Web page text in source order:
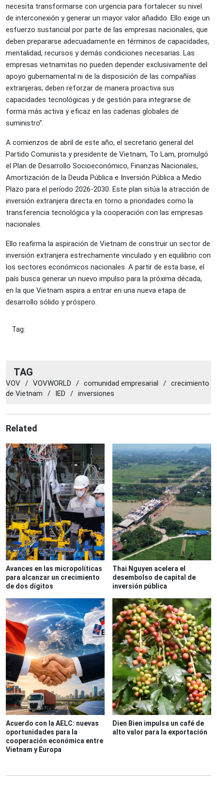
necesita transformarse con urgencia para fortalecer su nivel
de interconexión y generar un mayor valor añadido. Ello exige un
esfuerzo sustancial por parte de las empresas nacionales, que
deben prepararse adecuadamente en términos de capacidades,
mentalidad, recursos y demás condiciones necesarias. Las
empresas vietnamitas no pueden depender exclusivamente del
apoyo gubernamental ni de la disposición de las compañías
extranjeras; deben reforzar de manera proactiva sus
capacidades tecnológicas y de gestión para integrarse de
forma más activa y eficaz en las cadenas globales de
suministro”.
A comienzos de abril de este año, el secretario general del
Partido Comunista y presidente de Vietnam, To Lam, promulgó
el Plan de Desarrollo Socioeconómico, Finanzas Nacionales,
Amortización de la Deuda Pública e Inversión Pública a Medio
Plazo para el período 2026-2030. Este plan sitúa la atracción de
inversión extranjera directa en torno a prioridades como la
transferencia tecnológica y la cooperación con las empresas
nacionales.
Ello reafirma la aspiración de Vietnam de construir un sector de
inversión extranjera estrechamente vinculado y en equilibrio con
los sectores económicos nacionales. A partir de esta base, el
país busca generar un nuevo impulso para la próxima década,
en la que Vietnam aspira a entrar en una nueva etapa de
desarrollo sólido y próspero.
Tag:
TAG
VOV / VOVWORLD / comunidad empresarial / crecimiento
de Vietnam
/ IED / inversiones
Related
Avances en las micropolíticas
para alcanzar un crecimiento
de dos dígitos
Thai Nguyen acelera el
desembolso de capital de
inversión pública
Acuerdo con la AELC: nuevas
oportunidades para la
cooperación económica entre
Vietnam y Europa
Dien Bien impulsa un café de
alto valor para la exportación